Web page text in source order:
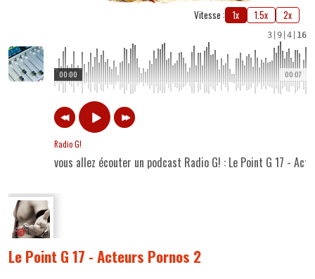
Vitesse : 1x 1.5x 2x
3 9 4 16
00:07
00:00
Radio G!
vous allez écouter un podcast Radio G! : Le Point G 17 -
Le Point G 17 - Acteurs Pornos 2